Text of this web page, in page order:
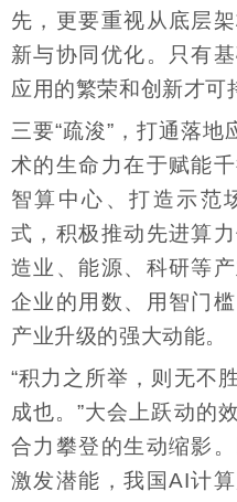
先，更要重视从底层
新与协同优化。只有
应用的繁荣和创新才可
三要“疏浚”，打通落地
术的生命力在于赋能
智算中心、打造示范
式，积极推动先进算
造业、能源、科研等
企业的用数、用智门
产业升级的强大动能。
“积力之所举，则无不
成也。”大会上跃动的
合力攀登的生动缩影
激发潜能，我国AI计